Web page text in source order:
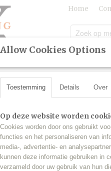
Home
LED geschikt voor BMW Angel
H8
BMW
€ 44,95
Allow Cookies Options
Toestemming Details Over
Op deze website worden
Cookies worden door ons gebruikt
functies en het personaliseren van
media-, advertentie- en
kunnen deze informatie gebruiken in
verzameld door uw gebruik van hun